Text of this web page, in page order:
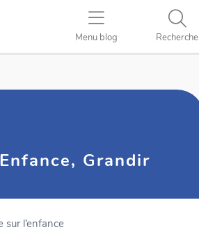
Menu blog Recherche
Grandir
l’enfance